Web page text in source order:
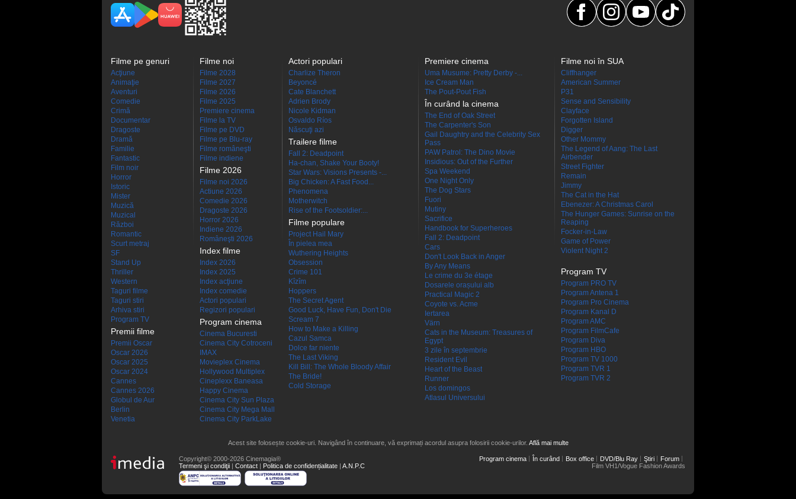
Filme pe genuri
Acţiune
Animaţie
Aventuri
Comedie
Crimă
Documentar
Dragoste
Dramă
Familie
Fantastic
Film noir
Horror
Istoric
Mister
Muzică
Muzical
Război
Romantic
Scurt metraj
SF
Stand Up
Thriller
Western
Taguri filme
Taguri stiri
Arhiva stiri
Program TV
Premii filme
Premii Oscar
Oscar 2026
Oscar 2025
Oscar 2024
Cannes
Cannes 2026
Globul de Aur
Berlin
Venetia
Filme noi
Filme 2028
Filme 2027
Filme 2026
Filme 2025
Premiere cinema
Filme la TV
Filme pe DVD
Filme pe Blu-ray
Filme româneşti
Filme indiene
Filme 2026
Filme noi 2026
Actiune 2026
Comedie 2026
Dragoste 2026
Horror 2026
Indiene 2026
Româneşti 2026
Index filme
Index 2026
Index 2025
Index acţiune
Index comedie
Actori populari
Regizori populari
Program cinema
Cinema Bucuresti
Cinema City Cotroceni
IMAX
Movieplex Cinema
Hollywood Multiplex
Cineplexx Baneasa
Happy Cinema
Cinema City Sun Plaza
Cinema City Mega Mall
Cinema City ParkLake
Actori populari
Charlize Theron
Beyoncé
Cate Blanchett
Adrien Brody
Nicole Kidman
Osvaldo Ríos
Născuţi azi
Trailere filme
Fall 2: Deadpoint
Ha-chan, Shake Your Booty!
Star Wars: Visions Presents -...
Big Chicken: A Fast Food...
Phenomena
Motherwitch
Rise of the Footsoldier:...
Filme populare
Project Hail Mary
În pielea mea
Wuthering Heights
Obsession
Crime 101
Kîzîm
Hoppers
The Secret Agent
Good Luck, Have Fun, Don't Die
Scream 7
How to Make a Killing
Cazul Samca
Dolce far niente
The Last Viking
Kill Bill: The Whole Bloody Affair
The Bride!
Cold Storage
Premiere cinema
Uma Musume: Pretty Derby -...
Ice Cream Man
The Pout-Pout Fish
În curând la cinema
The End of Oak Street
The Carpenter's Son
Gail Daughtry and the Celebrity Sex
Pass
PAW Patrol: The Dino Movie
Insidious: Out of the Further
Spa Weekend
One Night Only
The Dog Stars
Fuori
Mutiny
Sacrifice
Handbook for Superheroes
Fall 2: Deadpoint
Cars
Don't Look Back in Anger
By Any Means
Le crime du 3e étage
Dosarele orașului alb
Practical Magic 2
Coyote vs. Acme
Iertarea
Värn
Cats in the Museum: Treasures of
Egypt
3 zile în septembrie
Resident Evil
Heart of the Beast
Runner
Los domingos
Atlasul Universului
Filme noi în SUA
Cliffhanger
American Summer
P31
Sense and Sensibility
Clayface
Forgotten Island
Digger
Other Mommy
The Legend of Aang: The Last
Airbender
Street Fighter
Remain
Jimmy
The Cat in the Hat
Ebenezer: A Christmas Carol
The Hunger Games: Sunrise on the
Reaping
Focker-in-Law
Game of Power
Violent Night 2
Program TV
Program PRO TV
Program Antena 1
Program Pro Cinema
Program Kanal D
Program AMC
Program FilmCafe
Program Diva
Program HBO
Program TV 1000
Program TVR 1
Program TVR 2
Acest site folosește cookie-uri. Navigând în continuare, vă exprimați acordul asupra folosirii cookie-urilor. Află mai multe
Copyright© 2000-2026 Cinemagia®
Termeni şi condiţii | Contact | Politica de confidențialitate | A.N.P.C
Program cinema În curând Box office DVD/Blu Ray Ştiri
Forum
Film VH1/Vogue Fashion Awards